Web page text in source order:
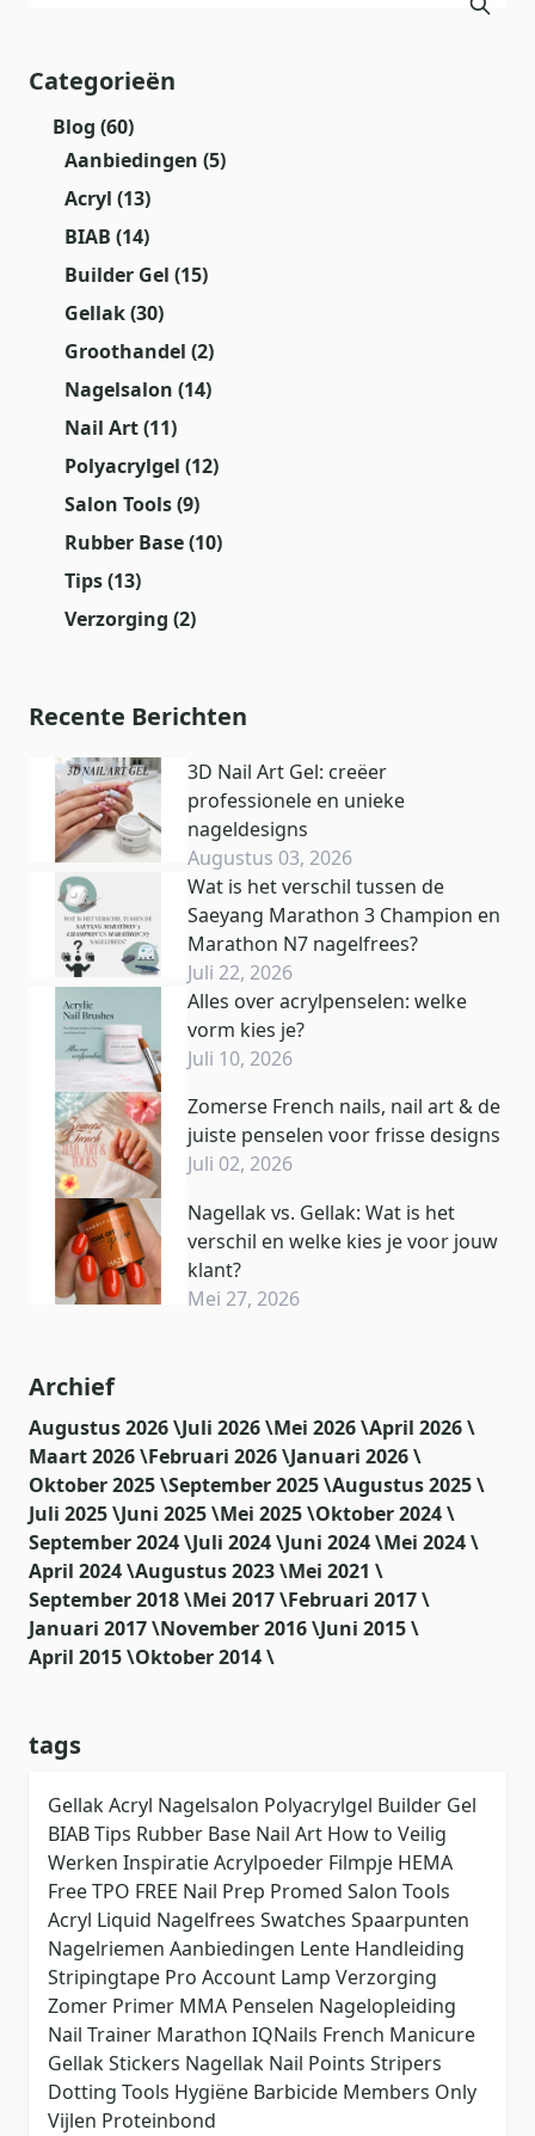
Categorieën
Blog (60)
Aanbiedingen (5)
Acryl (13)
BIAB (14)
Builder Gel (15)
Gellak(30)
Groothandel (2)
Nagelsalon (14)
Nail Art(11)
Polyacrylgel (12)
Salon Tools(9)
Rubber Base(10)
Tips(13)
Verzorging (2)
Recente Berichten
3D Nail Art Gel: creëer
professionele en unieke
nageldesigns
Augustus 03, 2026
Wat is het verschil tussen de
Saeyang Marathon 3 Champion en
Marathon N7 nagelfrees?
Juli 22, 2026
Alles over acrylpenselen: welke
vorm kies je?
Juli 10, 2026
Zomerse French nails, nail art & de
juiste penselen voor frisse designs
Juli 02, 2026
Nagellak vs. Gellak: Wat is het
verschil en welke kies je voor jouw
klant?
Mei 27, 2026
Archief
Augustus 2026 \Juli 2026 \Mei 2026 \April 2026 \
Maart 2026 \Februari 2026 \Januari 2026 \
Oktober 2025 \September 2025 \Augustus 2025 \
Juli 2025 \Juni 2025 \Mei 2025 \Oktober 2024 \
September 2024 \Juli 2024 \Juni 2024 \Mei 2024 \
April 2024 \Augustus 2023 \Mei 2021 \
September 2018 \Mei 2017 \Februari 2017 \
Januari 2017 \November 2016 \Juni 2015 \
April 2015 \Oktober 2014 \
tags
GellakAcryl Nagelsalon Polyacrylgel Builder Gel
BIABTips Rubber Base Nail Art How to Veilig
Werken InspiratieAcrylpoeder Filmpje HEMA
FreeTPO FREE Nail Prep Promed Salon Tools
Acryl Liquid Nagelfrees Swatches Spaarpunten
Nagelriemen Aanbiedingen Lente Handleiding
Stripingtape Pro Account Lamp Verzorging
Zomer Primer MMA Penselen Nagelopleiding
Nail Trainer Marathon IQNails French Manicure
Gellak Stickers Nagellak Nail Points Stripers
Dotting Tools Hygiëne Barbicide Members Only
Vijlen Proteinbond